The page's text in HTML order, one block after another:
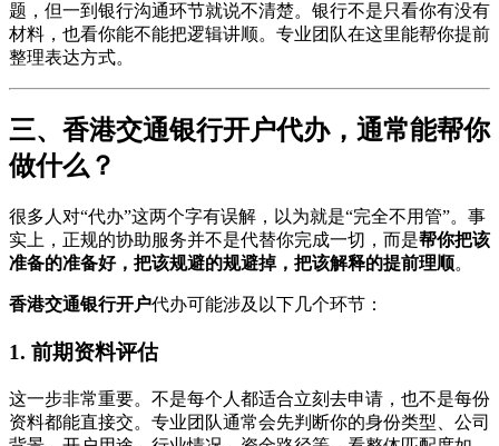
题，但一到银行沟通环节就说不清楚。银行不是只看你有没有
材料，也看你能不能把逻辑讲顺。专业团队在这里能帮你提前
整理表达方式。
三、香港交通银行开户代办，通常能帮你
做什么？
很多人对“代办”这两个字有误解，以为就是“完全不用管”。事
实上，正规的协助服务并不是代替你完成一切，而是帮你把该
准备的准备好，把该规避的规避掉，把该解释的提前理顺。
香港交通银行开户代办可能涉及以下几个环节：
1. 前期资料评估
这一步非常重要。不是每个人都适合立刻去申请，也不是每份
资料都能直接交。专业团队通常会先判断你的身份类型、公司